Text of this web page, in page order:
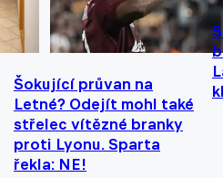
Šokující průvan na
Letné? Odejít mohl také
střelec vítězné branky
proti Lyonu. Sparta
řekla: NE!